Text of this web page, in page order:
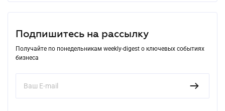
Подпишитесь на рассылку
Получайте по понедельникам weekly-digest о ключевых событиях
бизнеса